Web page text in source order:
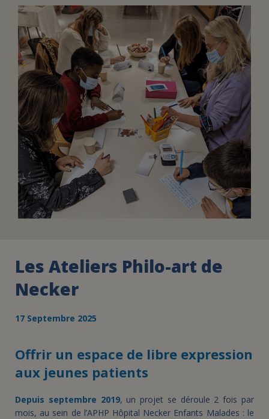
FAIRE UN DON
ASSURANCE VIE/LEGS
ESPACE PRESSE
JE DEVIENS
BÉNÉVOLE
DEVENIR
UN PETIT PRINCE
Les Ateliers Philo-art de
Necker
17 Septembre 2025
Offrir un espace de libre expression
aux jeunes patients
Depuis septembre 2019, un projet se déroule 2 fois par
mois, au sein de l’APHP Hôpital Necker Enfants Malades : le